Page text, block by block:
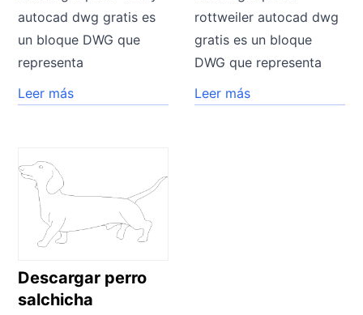
autocad dwg gratis es
un bloque DWG que
representa
Leer más
rottweiler autocad dwg
gratis es un bloque
DWG que representa
Leer más
Descargar perro
salchicha